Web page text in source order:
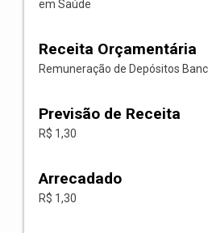
em Saúde
Receita Orçamentária
Remuneração de Depósitos
Previsão de Receita
R$ 1,30
Arrecadado
R$ 1,30